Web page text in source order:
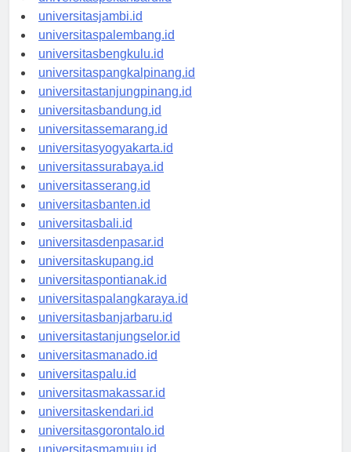
universitaspekanbaru.id
universitasjambi.id
universitaspalembang.id
universitasbengkulu.id
universitaspangkalpinang.id
universitastanjungpinang.id
universitasbandung.id
universitassemarang.id
universitasyogyakarta.id
universitassurabaya.id
universitasserang.id
universitasbanten.id
universitasbali.id
universitasdenpasar.id
universitaskupang.id
universitaspontianak.id
universitaspalangkaraya.id
universitasbanjarbaru.id
universitastanjungselor.id
universitasmanado.id
universitaspalu.id
universitasmakassar.id
universitaskendari.id
universitasgorontalo.id